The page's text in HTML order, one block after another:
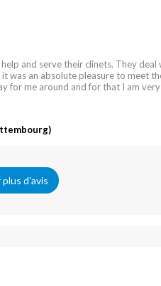
and serve their clinets. They deal
was an absolute pleasure to meet
for me around and for that I am
plus d'avis